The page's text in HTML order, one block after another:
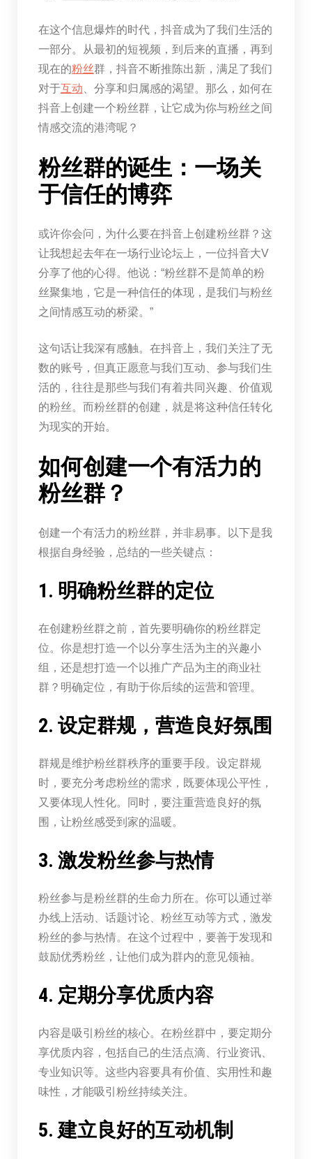
在这个信息爆炸的时代，抖音成为了我们生活的
一部分。从最初的短视频，到后来的直播，再到
现在的粉丝群，抖音不断推陈出新，满足了我们
对于互动 、分享和归属感的渴望。那么，如何在
抖音上创建一个粉丝群，让它成为你与粉丝之间
情感交流的港湾呢？
粉丝群的诞生：一场关
于信任的博弈
或许你会问，为什么要在抖音上创建粉丝群？这
让我想起去年在一场行业论坛上，一位抖音大V
分享了他的心得。他说：“粉丝群不是简单的粉
丝聚集地，它是一种信任的体现，是我们与粉丝
之间情感互动的桥梁。”
这句话让我深有感触。在抖音上，我们关注了无
数的账号，但真正愿意与我们互动、参与我们生
活的，往往是那些与我们有着共同兴趣、价值观
的粉丝。而粉丝群的创建，就是将这种信任转化
为现实的开始。
如何创建一个有活力的
粉丝群？
创建一个有活力的粉丝群，并非易事。以下是我
根据自身经验，总结的一些关键点：
1. 明确粉丝群的定位
在创建粉丝群之前，首先要明确你的粉丝群定
位。你是想打造一个以分享生活为主的兴趣小
组，还是想打造一个以推广产品为主的商业社
群？明确定位，有助于你后续的运营和管理。
2. 设定群规，营造良好氛围
群规是维护粉丝群秩序的重要手段。设定群规
时，要充分考虑粉丝的需求，既要体现公平性，
又要体现人性化。同时，要注重营造良好的氛
围，让粉丝感受到家的温暖。
3. 激发粉丝参与热情
粉丝参与是粉丝群的生命力所在。你可以通过举
办线上活动、话题讨论、粉丝互动等方式，激发
粉丝的参与热情。在这个过程中，要善于发现和
鼓励优秀粉丝，让他们成为群内的意见领袖。
4. 定期分享优质内容
内容是吸引粉丝的核心。在粉丝群中，要定期分
享优质内容，包括自己的生活点滴、行业资讯、
专业知识等。这些内容要具有价值、实用性和趣
味性，才能吸引粉丝持续关注。
5. 建立良好的互动机制